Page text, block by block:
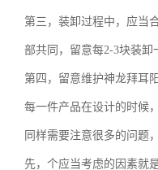
第三，装卸过程中，应当
部共同，留意每2-3块装卸
第四，留意维护神龙拜耳
每一件产品在设计的时候
同样需要注意很多的问题
先，个应当考虑的因素就